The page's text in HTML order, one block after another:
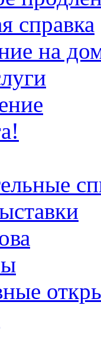
справка
на